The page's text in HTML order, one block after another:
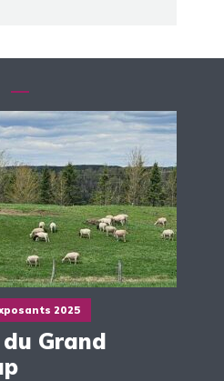
2025
Grand